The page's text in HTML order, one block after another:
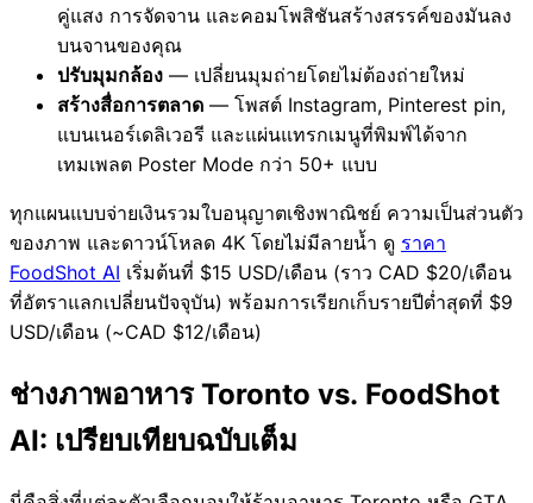
คู่แสง การจัดจาน และคอมโพสิชันสร้างสรรค์ของมันลง
บนจานของคุณ
ปรับมุมกล้อง — เปลี่ยนมุมถ่ายโดยไม่ต้องถ่ายใหม่
สร้างสื่อการตลาด — โพสต์ Instagram, Pinterest pin,
แบนเนอร์เดลิเวอรี และแผ่นแทรกเมนูที่พิมพ์ได้จาก
เทมเพลต Poster Mode กว่า 50+ แบบ
ทุกแผนแบบจ่ายเงินรวมใบอนุญาตเชิงพาณิชย์ ความเป็นส่วนตัว
ของภาพ และดาวน์โหลด 4K โดยไม่มีลายน้ำ ดู ราคา
FoodShot AI เริ่มต้นที่ $15 USD/เดือน (ราว CAD $20/เดือน
ที่อัตราแลกเปลี่ยนปัจจุบัน) พร้อมการเรียกเก็บรายปีต่ำสุดที่ $9
USD/เดือน (~CAD $12/เดือน)
ช่างภาพอาหาร Toronto vs. FoodShot
AI: เปรียบเทียบฉบับเต็ม